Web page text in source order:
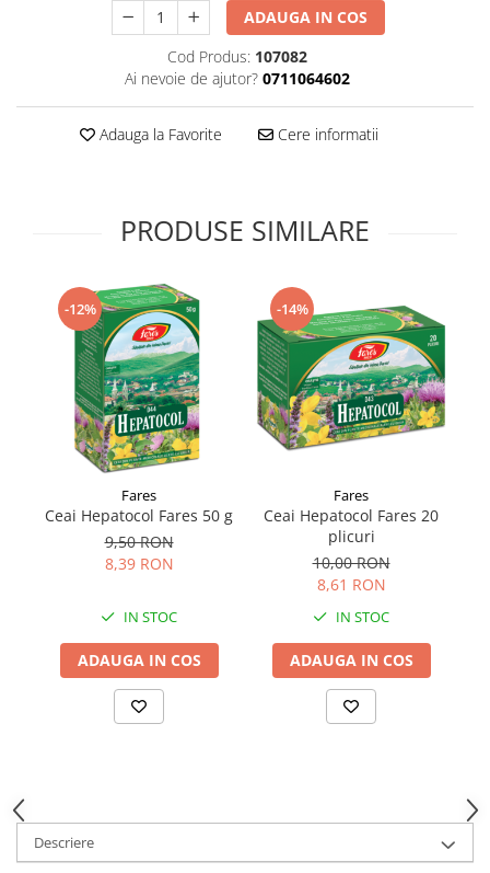
Supliment Vitamina D3
Supliment Vitamina E
Supliment Zinc
ADAUGA IN COS
Cod Produs: 107082
Ai nevoie de ajutor? 0711064602
Adauga la Favorite Cere informatii
PRODUSE SIMILARE
-12%
Fares
Ceai Hepatocol Fares 50 g
9,50 RON
8,39 RON
IN STOC
ADAUGA IN COS
-14%
Fares
Ceai Hepatocol Fares 20
plicuri
10,00 RON
8,61 RON
IN STOC
ADAUGA IN COS
Descriere